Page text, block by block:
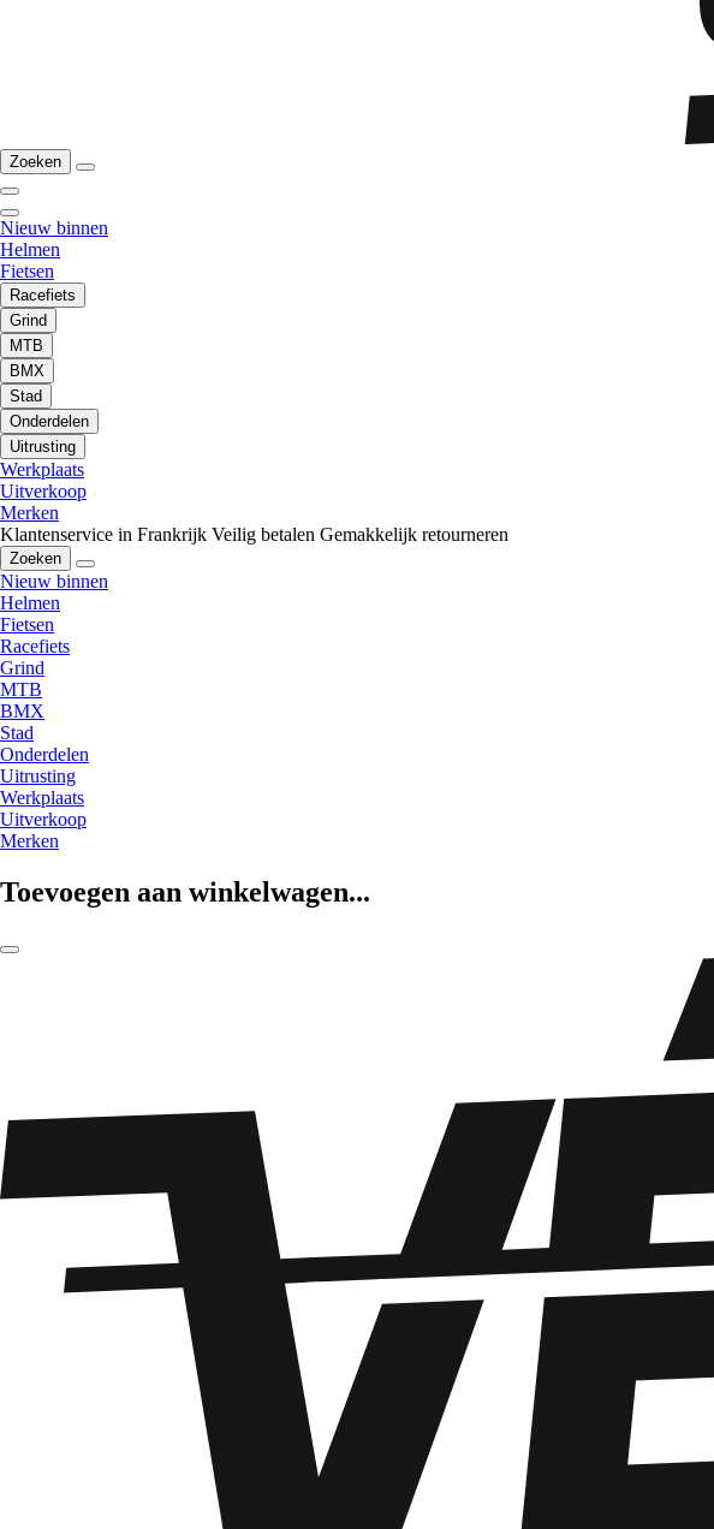
Zoeken
Nieuw binnen
Helmen
Fietsen
Racefiets
Grind
MTB
BMX
Stad
Onderdelen
Uitrusting
Werkplaats
Uitverkoop
Merken
Klantenservice in Frankrijk Veilig betalen Gemakkelijk retourneren
Zoeken
Nieuw binnen
Helmen
Fietsen
Racefiets
Grind
MTB
BMX
Stad
Onderdelen
Uitrusting
Werkplaats
Uitverkoop
Merken
Toevoegen aan winkelwagen...